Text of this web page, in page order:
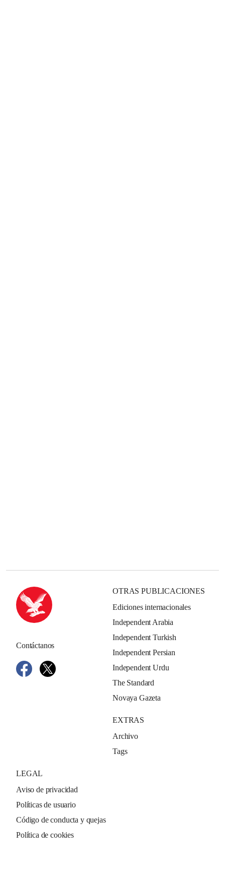
Contáctanos
OTRAS PUBLICACIONES
Ediciones internacionales
Independent Arabia
Independent Turkish
Independent Persian
Independent Urdu
The Standard
Novaya Gazeta
EXTRAS
Archivo
Tags
LEGAL
Aviso de privacidad
Políticas de usuario
Código de conducta y quejas
Política de cookies